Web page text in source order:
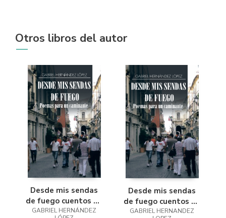
Otros libros del autor
Desde mis sendas
de fuego cuentos de
un caminante/ Desde
GABRIEL HERNÁNDEZ
Desde mis sendas
de fuego cuentos de
un caminante/ Desde
GABRIEL HERNANDEZ